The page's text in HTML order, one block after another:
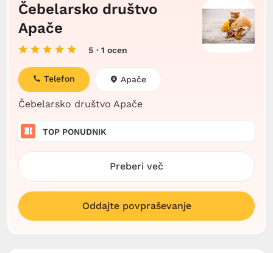
Čebelarsko društvo
Apače
5 · 1 ocen
Čebelarsko društvo Apače
Telefon Apače
TOP PONUDNIK
Preberi več
Oddajte povpraševanje